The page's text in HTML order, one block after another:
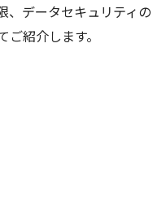
、データセキュリティの
紹介します。